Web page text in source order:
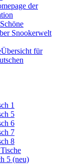
der
Schöne
Snookerwelt
Übersicht für
1
5
6
7
8
5 (neu)